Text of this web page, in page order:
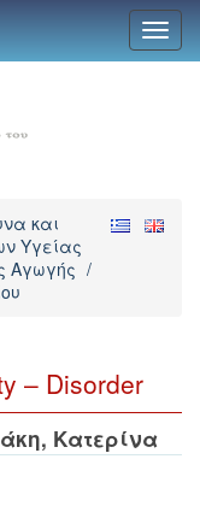
και
Υγείας
Αγωγής /
– Disorder
Κατερίνα